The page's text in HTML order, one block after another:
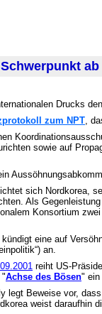
ab
Drucks
zum NPT,
sowie auf
sich Nordkorea,
Als
Konsortium
eine auf
an.
reiht US-
"Achse des Bösen" ein
legt Beweise vor,
weist daraufhin